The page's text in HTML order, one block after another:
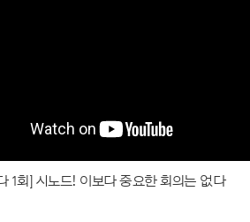
1회] 시노드! 이보다 중요한 회의는 없다